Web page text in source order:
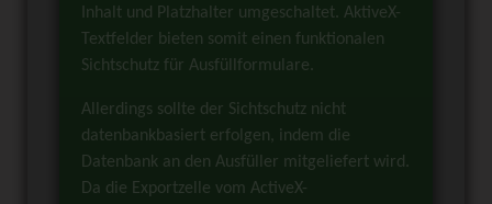
Inhalt und Platzhalter umgeschaltet. AktiveX-
Textfelder bieten somit einen funktionalen
Sichtschutz für Ausfüllformulare.
Allerdings sollte der Sichtschutz nicht
datenbankbasiert erfolgen, indem die
Datenbank an den Ausfüller mitgeliefert wird.
Da die Exportzelle vom ActiveX-